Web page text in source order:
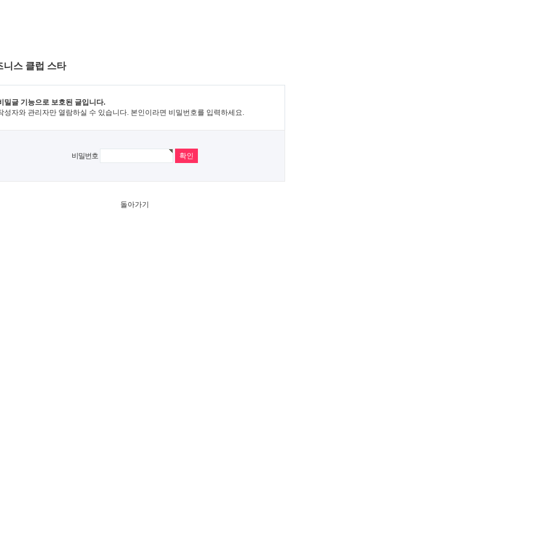
니스 클럽 스타
밀글 기능으로 보호된 글입니다.
성자와 관리자만 열람하실 수 있습니다. 본인이라면 비밀번호를 입력하세요.
비밀번호
돌아가기